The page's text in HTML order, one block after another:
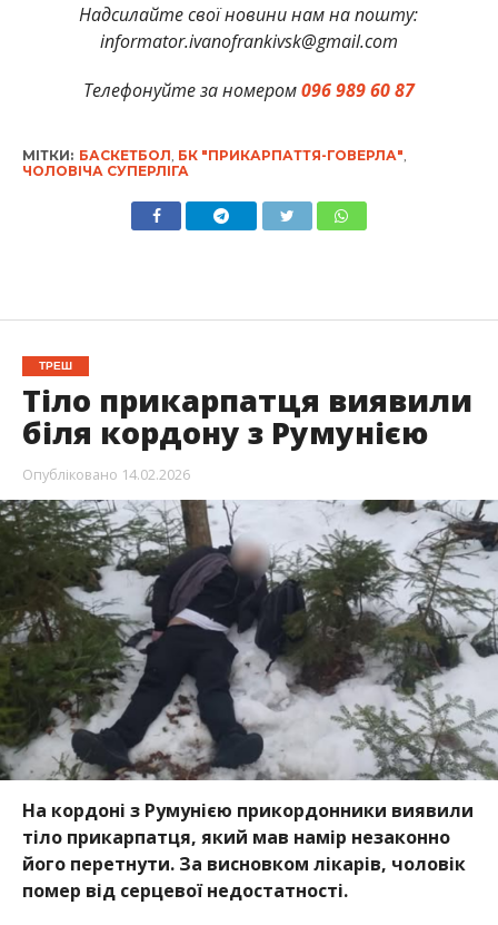
Надсилайте свої новини нам на пошту:
informator.ivanofrankivsk@gmail.com
Телефонуйте за номером096 989 60 87
МІТКИ: БАСКЕТБОЛ БК "ПРИКАРПАТТЯ-ГОВЕРЛА"
ЧОЛОВІЧА СУПЕРЛІГА
ТРЕШ
Тіло прикарпатця виявили
біля кордону з Румунією
Опубліковано 14.02.2026
На кордоні з Румунією прикордонники виявили
тіло прикарпатця, який мав намір незаконно
його перетнути. За висновком лікарів, чоловік
помер від серцевої недостатності.